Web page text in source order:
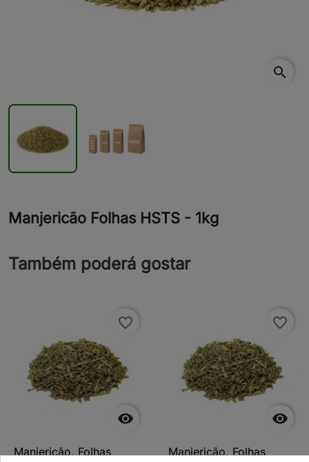
search
Manjericão Folhas HSTS - 1kg
Também poderá gostar

favorite_border
Manjericão, Folhas

favorite_border
Manjericão, Folhas